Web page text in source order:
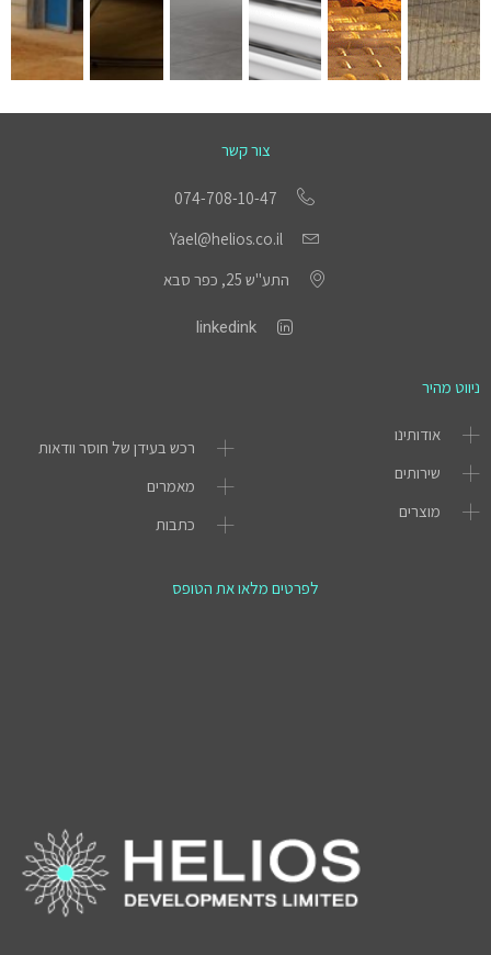
צור קשר
074-708-10-47
Yael@helios.co.il
התע"ש 25, כפר סבא
linkedink
ניווט מהיר
אודותינו
שירותים
מוצרים
רכש בעידן של חוסר וודאות
מאמרים
כתבות
לפרטים מלאו את הטופס